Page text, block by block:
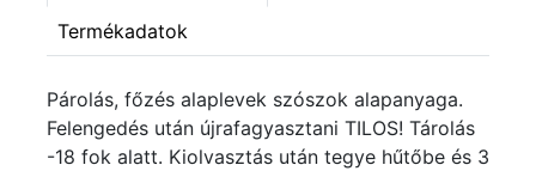
Termékadatok
Párolás, főzés alaplevek szószok alapanyaga.
Felengedés után újrafagyasztani TILOS! Tárolás
-18 fok alatt. Kiolvasztás után tegye hűtőbe és 3